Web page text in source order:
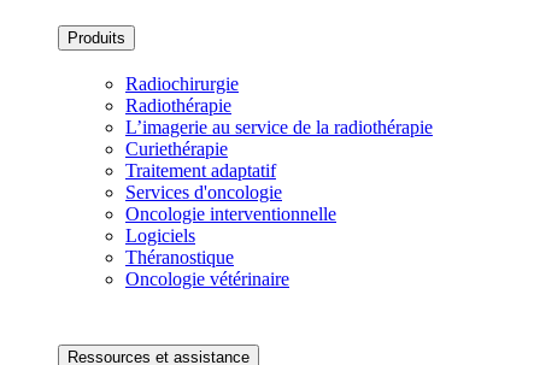
Produits
Radiochirurgie
Radiothérapie
L’imagerie au service de la radiothérapie
Curiethérapie
Traitement adaptatif
Services d'oncologie
Oncologie interventionnelle
Logiciels
Théranostique
Oncologie vétérinaire
Ressources et assistance